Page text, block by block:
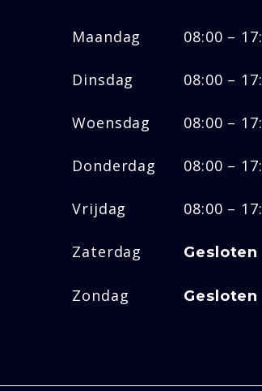
Maandag 08:00 –
Dinsdag 08:00 –
Woensdag 08:00 –
Donderdag 08:00 –
Vrijdag 08:00 –
Zaterdag Gesloten
Zondag Gesloten